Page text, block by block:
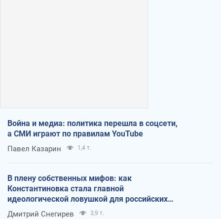
Война и медиа: политика перешла в соцсети,
а СМИ играют по правилам YouTube
Павел Казарин 1,4 т.
В плену собственных мифов: как
Константиновка стала главной
идеологической ловушкой для российских
оккупантов
Дмитрий Снегирев 3,9 т.